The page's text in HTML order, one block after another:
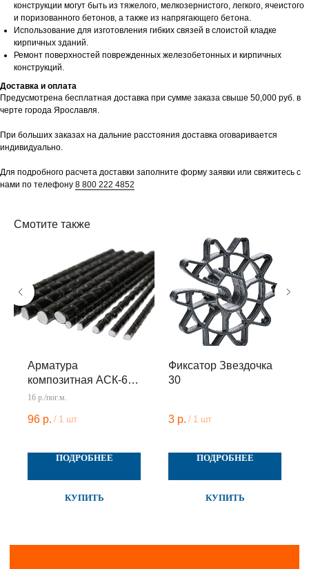
конструкции могут быть из тяжелого, мелкозернистого, легкого, ячеистого
и поризованного бетонов, а также из напрягающего бетона.
Использование для изготовления гибких связей в слоистой кладке
кирпичных зданий.
Ремонт поверхностей поврежденных железобетонных и кирпичных
конструкций.
Доставка и оплата
Предусмотрена бесплатная доставка при сумме заказа свыше 50,000 руб. в
черте города Ярославля.
При больших заказах на дальние расстояния доставка оговаривается
индивидуально.
Для подробного расчета доставки заполните форму заявки или свяжитесь с
нами по телефону 8 800 222 4852
Смотите также
Арматура
композитная АСК-6
Пруток 6 м
16 р./пог.м.
96 р. / 1 шт
ПОДРОБНЕЕ
КУПИТЬ
Фиксатор Звездочка
30
3 р. / 1 шт
ПОДРОБНЕЕ
КУПИТЬ